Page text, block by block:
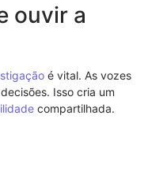
ouvir a
é vital. As vozes
Isso cria um
compartilhada.